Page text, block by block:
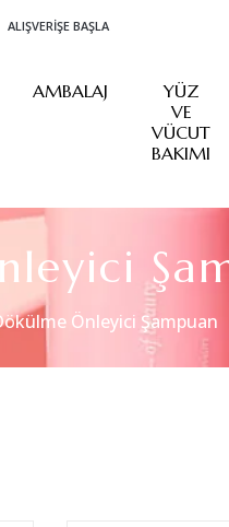
ALIŞVERIŞE BAŞLA
AMBALAJ
YÜZ
VE
VÜCUT
BAKIMI
Önleyici Şampuan